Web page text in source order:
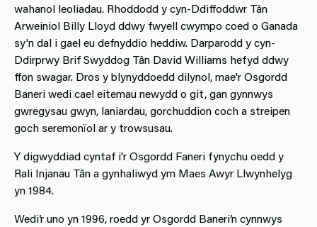
wahanol leoliadau. Rhoddodd y cyn-Ddiffoddwr Tân
Arweiniol Billy Lloyd ddwy fwyell cwympo coed o Ganada
sy'n dal i gael eu defnyddio heddiw. Darparodd y cyn-
Ddirprwy Brif Swyddog Tân David Williams hefyd ddwy
ffon swagar. Dros y blynyddoedd dilynol, mae'r Osgordd
Baneri wedi cael eitemau newydd o git, gan gynnwys
gwregysau gwyn, laniardau, gorchuddion coch a streipen
goch seremonïol ar y trowsusau.
Y digwyddiad cyntaf i'r Osgordd Faneri fynychu oedd y
Rali Injanau Tân a gynhaliwyd ym Maes Awyr Llwynhelyg
yn 1984.
Wedi’r uno yn 1996, roedd yr Osgordd Baneri’n cynnwys